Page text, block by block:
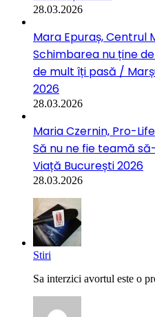
28.03.2026
Mara Epuraș, Centrul
Schimbarea nu ține
de mult îți pasă /
2026
28.03.2026
Maria Czernin, Pro-
Să nu ne fie teamă
Viață București 2026
28.03.2026
Stiri
Sa interzici avortul este o